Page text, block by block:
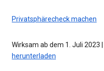
Privatsphärecheck machen
Wirksam ab dem 1. Juli 2023 |
herunterladen